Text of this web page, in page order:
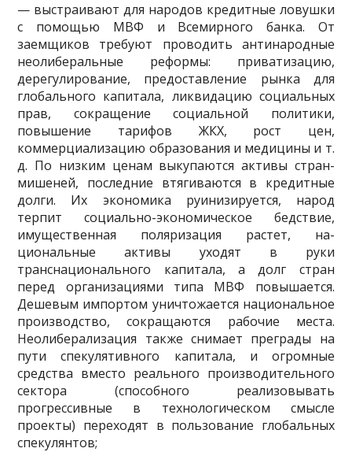
— выстраивают для народов кредитные ловушки
с помощью МВФ и Всемирного банка. От
заемщиков требуют проводить антинародные
неолиберальные реформы: приватизацию,
дерегулирование, предо­ставление рынка для
глобального капитала, ликвидацию социальных
прав, сокращение социальной политики,
повышение тарифов ЖКХ, рост цен,
коммерциализацию образования и медицины и т.
д. По низ­ким ценам выкупаются активы стран-
мишеней, последние втягиваются в кредитные
долги. Их экономика руинизируется, народ
терпит соци­ально-экономическое бедствие,
имущественная поляризация растет, на­
циональные активы уходят в руки
транснационального капитала, а долг стран
перед организациями типа МВФ повышается.
Дешевым импортом уничтожается национальное
производство, сокращаются рабочие ме­ста.
Неолиберализация также снимает преграды на
пути спекулятивно­го капитала, и огромные
средства вместо реального производительного
сектора (способного реализовывать
прогрессивные в технологическом смысле
проекты) переходят в пользование глобальных
спекулянтов;